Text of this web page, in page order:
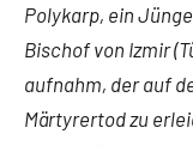
Polykarp, ein
Bischof von Izmir
aufnahm, der auf
Märtyrertod zu